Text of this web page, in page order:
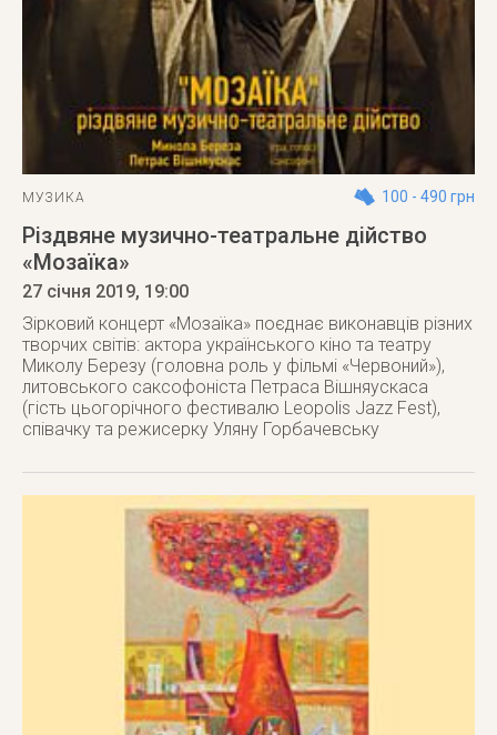
МУЗИКА 100 - 490 грн
Різдвяне музично-театральне дійство
«Мозаїка»
27 січня 2019, 19:00
Зірковий концерт «Мозаїка» поєднає виконавців різних
творчих світів: актора українського кіно та театру
Миколу Березу (головна роль у фільмі «Червоний»),
литовського саксофоніста Петраса Вішняускаса
(гість цьогорічного фестивалю Leopolis Jazz Fest),
співачку та режисерку Уляну Горбачевську